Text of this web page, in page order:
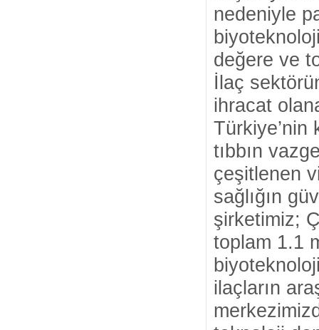
nedeniyle
değere ve
İlaç
ihracat
Türkiye’nin
tıbbın
çeşitlenen
sağlığın
şirketimiz;
toplam 1.1
ilaçların